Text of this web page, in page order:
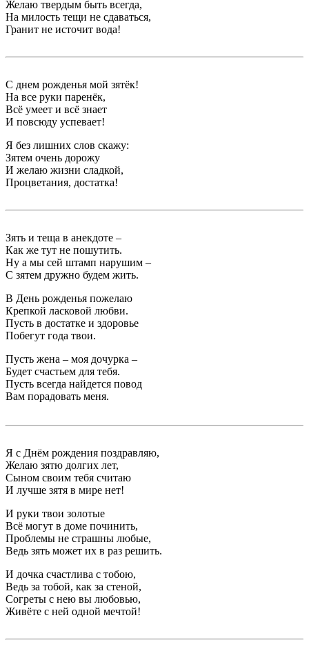
Желаю твердым быть всегда,
На милость тещи не сдаваться,
Гранит не источит вода!
С днем рожденья мой зятёк!
На все руки паренёк,
Всё умеет и всё знает
И повсюду успевает!
Я без лишних слов скажу:
Зятем очень дорожу
И желаю жизни сладкой,
Процветания, достатка!
Зять и теща в анекдоте –
Как же тут не пошутить.
Ну а мы сей штамп нарушим –
С зятем дружно будем жить.
В День рожденья пожелаю
Крепкой ласковой любви.
Пусть в достатке и здоровье
Побегут года твои.
Пусть жена – моя дочурка –
Будет счастьем для тебя.
Пусть всегда найдется повод
Вам порадовать меня.
Я с Днём рождения поздравляю,
Желаю зятю долгих лет,
Сыном своим тебя считаю
И лучше зятя в мире нет!
И руки твои золотые
Всё могут в доме починить,
Проблемы не страшны любые,
Ведь зять может их в раз решить.
И дочка счастлива с тобою,
Ведь за тобой, как за стеной,
Согреты с нею вы любовью,
Живёте с ней одной мечтой!